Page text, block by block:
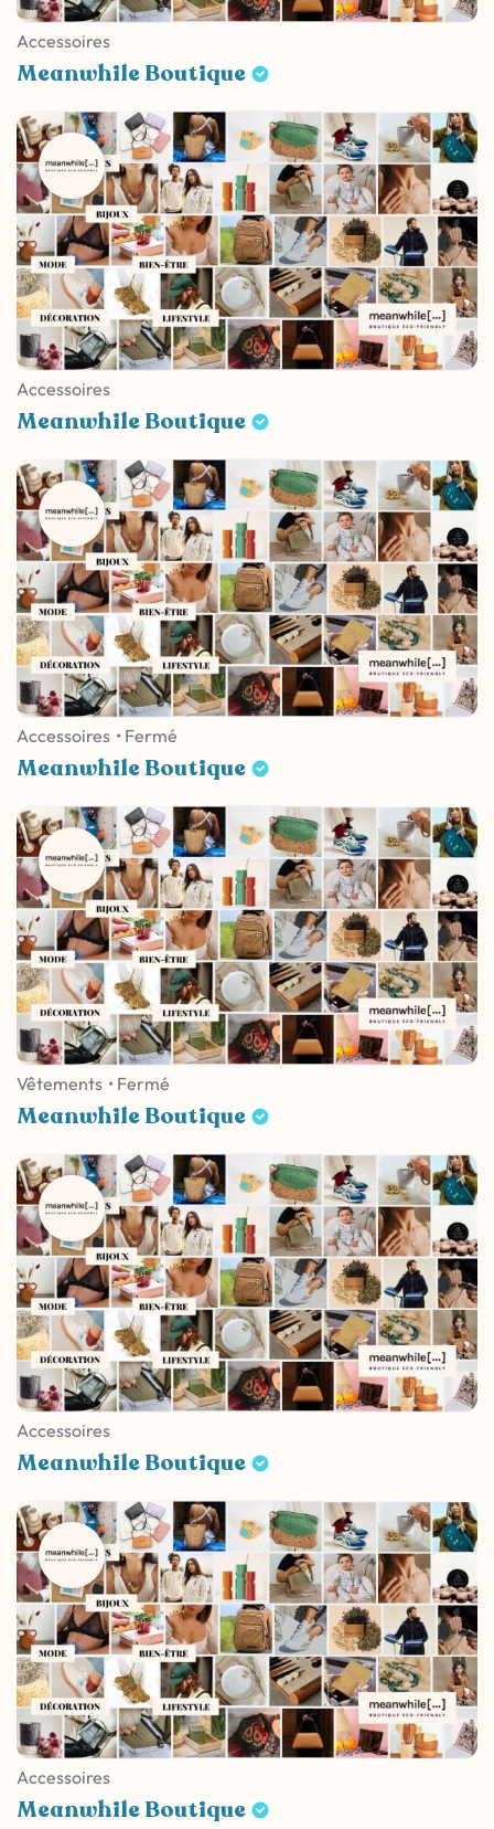
Accessoires
Meanwhile Boutique
Accessoires
Meanwhile Boutique
Accessoires • Fermé
Meanwhile Boutique
Vêtements • Fermé
Meanwhile Boutique
Accessoires
Meanwhile Boutique
Accessoires
Meanwhile Boutique